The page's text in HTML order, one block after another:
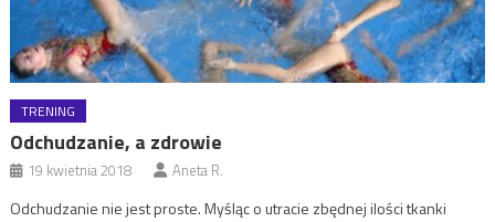
TRENING
Odchudzanie, a zdrowie
19 kwietnia 2018 Aneta R.
Odchudzanie nie jest proste. Myśląc o utracie zbędnej ilości tkanki